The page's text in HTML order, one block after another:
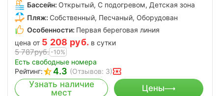
Бассейн: Открытый, С подогревом, Детская зона
Пляж: Собственный, Песчаный, Оборудован
Особенности: Первая береговая линия
цена от 5 208 руб. в сутки
5 787руб. -10%
Есть свободные номера
Рейтинг:
4.3 (Отзывов: 3)
Узнать наличие
мест
Цены